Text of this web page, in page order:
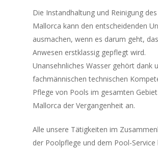
Die Instandhaltung und Reinigung
Mallorca kann den entscheidenden
ausmachen, wenn es darum geht,
Anwesen erstklassig gepflegt wird.
Unansehnliches Wasser gehört dank
fachmännischen technischen
Pflege von Pools im gesamten
Mallorca der Vergangenheit an.
Alle unsere Tätigkeiten im
der Poolpflege und dem Pool-Service